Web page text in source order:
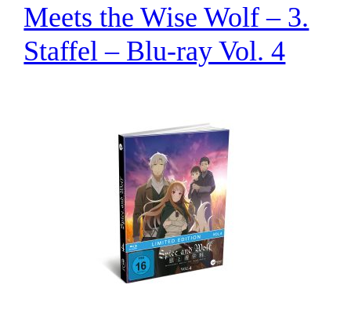
Meets the Wise Wolf – 3.
Staffel – Blu-ray Vol. 4